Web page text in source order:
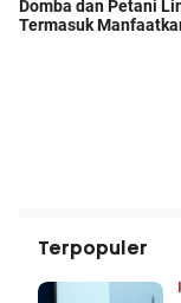
Terpopuler